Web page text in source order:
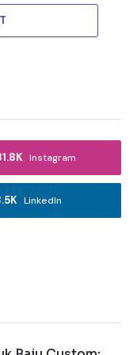
Instagram
LinkedIn